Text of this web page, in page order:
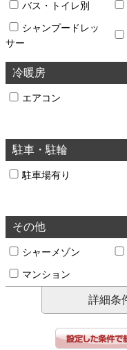
バス・トイレ別
シャンプードレッ
サー
冷暖房
エアコン
駐車・駐輪
駐車場有り
その他
シャーメゾン
マンション